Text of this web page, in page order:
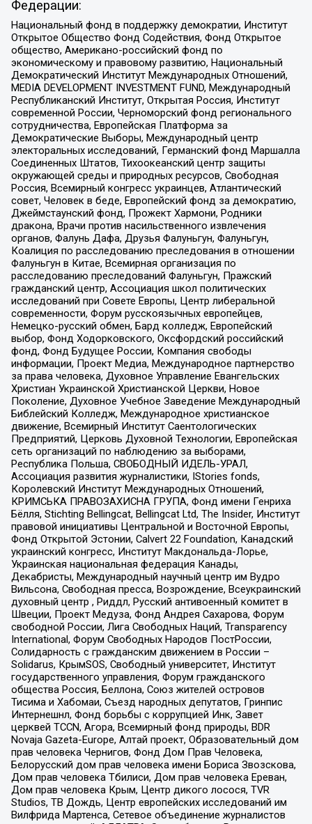
Федерации:
Национальный фонд в поддержку демократии, Институт
Открытое Общество Фонд Содействия, Фонд Открытое
общество, Американо-российский фонд по
экономическому и правовому развитию, Национальный
Демократический Институт Международных Отношений,
MEDIA DEVELOPMENT INVESTMENT FUND, Международный
Республиканский Институт, Открытая Россия, Институт
современной России, Черноморский фонд регионального
сотрудничества, Европейская Платформа за
Демократические Выборы, Международный центр
электоральных исследований, Германский фонд Маршалла
Соединенных Штатов, Тихоокеанский центр защиты
окружающей среды и природных ресурсов, Свободная
Россия, Всемирный конгресс украинцев, Атлантический
совет, Человек в беде, Европейский фонд за демократию,
Джеймстаунский фонд, Прожект Хармони, Родники
дракона, Врачи против насильственного извлечения
органов, Фалунь Дафа, Друзья Фалуньгун, Фалуньгун,
Коалиция по расследованию преследования в отношении
Фалуньгун в Китае, Всемирная организация по
расследованию преследований Фалуньгун, Пражский
гражданский центр, Ассоциация школ политических
исследований при Совете Европы, Центр либеральной
современности, Форум русскоязычных европейцев,
Немецко-русский обмен, Бард колледж, Европейский
выбор, Фонд Ходорковского, Оксфордский российский
фонд, Фонд Будущее России, Компания свободы
информации, Проект Медиа, Международное партнерство
за права человека, Духовное Управление Евангельских
Христиан Украинской Христианской Церкви, Новое
Поколение, Духовное Учебное Заведение Международный
Библейский Колледж, Международное христианское
движение, Всемирный Институт Саентологических
Предприятий, Церковь Духовной Технологии, Европейская
сеть организаций по наблюдению за выборами,
Республика Польша, СВОБОДНЫЙ ИДЕЛЬ-УРАЛ,
Ассоциация развития журналистики, IStories fonds,
Королевский Институт Международных Отношений,
КРИМСЬКА ПРАВОЗАХИСНА ГРУПА, Фонд имени Генриха
Бёлля, Stichting Bellingcat, Bellingcat Ltd, The Insider, Институт
правовой инициативы Центральной и Восточной Европы,
Фонд Открытой Эстонии, Calvert 22 Foundation, Канадский
украинский конгресс, Институт Макдональда-Лорье,
Украинская национальная федерация Канады,
Декабристы, Международный научный центр им Вудро
Вильсона, Свободная пресса, Возрождение, Всеукраинский
духовный центр , Риддл, Русский антивоенный комитет в
Швеции, Проект Медуза, Фонд Андрея Сахарова, Форум
свободной России, Лига Свободных Наций, Transparеncy
International, Форум Свободных Народов ПостРоссии,
Солидарность с гражданским движением в России –
Solidarus, КрымSOS, Свободный университет, Институт
государственного управления, Форум гражданского
общества Россия, Беллона, Союз жителей островов
Тисима и Хабомаи, Съезд народных депутатов, Гринпис
Интернешнл, Фонд борьбы с коррупцией Инк, Завет
церквей TCCN, Агора, Всемирный фонд природы, BDR
Novaja Gazeta-Europe, Алтай проект, Образовательный дом
прав человека Чернигов, Фонд Дом Прав Человека,
Белорусский дом прав человека имени Бориса Звозскова,
Дом прав человека Тбилиси, Дом прав человека Ереван,
Дом прав человека Крым, Центр дикого лосося, TVR
Studios, ТВ Дождь, Центр европейских исследований им
Вилфрида Мартенса, Сетевое объединение журналистов